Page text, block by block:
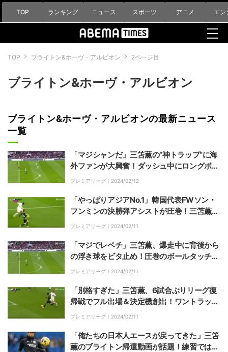
TOP ランキング ニュース スポーツ アニメ エン
TOP ブライトン&ホーヴ・アルビオン 2ページ目
ブライトン&ホーヴ・アルビオン
ブライトン&ホーヴ・アルビオンの最新ニュース
一覧
「マジシャンだ」三笘薫の“神トラップ”に海
外ファンが大興奮！ダッシュ中にロングボー
ルをビタ止め「プレミアで１番」「なんてタ
プレミアリーグ｜ 2024/02/12
「やっぱりアジアNo.1」韓国代表FWソン・
フンミンの決勝弾アシストが圧巻！三笘薫擁
するブライトンを撃破した爆速ランからの超
くワールドクラス」と太鼓判
プレミアリーグ｜ 2024/02/11
「マジでレベチ」三笘薫、爆走中に背後から
の浮き球をビタ止め！圧巻のボールタッチか
らの超高速ドリブルにスタジアム大歓声
プレミアリーグ｜ 2024/02/11
「別格すぎた」三笘薫、6試合ぶりリーグ復
帰戦でフル出場＆決定機創出！ワントラップ
から超加速の抜け出し→拍手喝采のフィニッ
プレミアリーグ｜ 2024/02/11
「俺たちの日本人エースが戻ってきた」三笘
薫のブライトン帰還動画が話題！練習では華